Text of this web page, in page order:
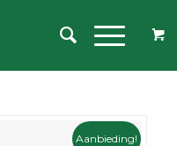
Aanbieding!